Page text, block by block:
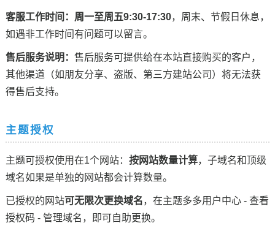
客服工作时间： 周一至周五9:30-17:30，周末、节假日休息，
如遇非工作时间有问题可以留言。
售后服务说明： 售后服务可提供给在本站直接购买的客户，
其他渠道（如朋友分享、盗版、第三方建站公司）将无法获
得售后支持。
主题授权
主题可授权使用在1个网站： 按网站数量计算，子域名和顶级
域名如果是单独的网站都会计算数量。
已授权的网站可无限次更换域名，在主题多多用户中心 - 查看
授权码 - 管理域名，即可自助更换。